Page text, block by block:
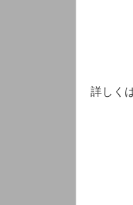
詳しく